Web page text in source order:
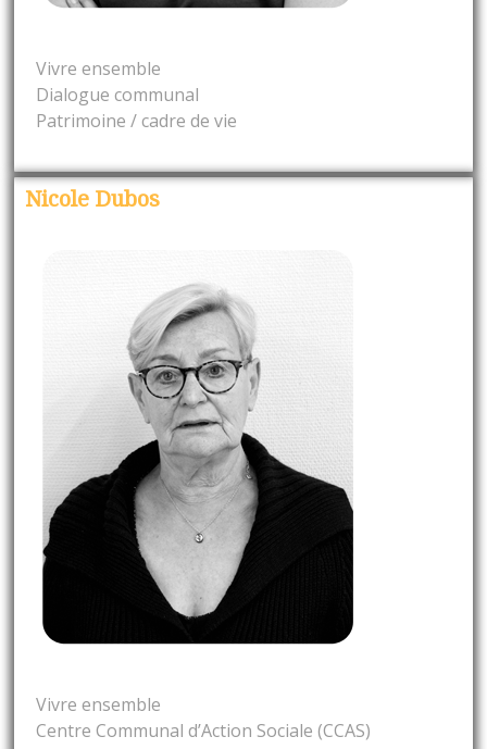
Vivre ensemble
Dialogue communal
Patrimoine / cadre de vie
Nicole Dubos
Vivre ensemble
Centre Communal d’Action Sociale (CCAS)